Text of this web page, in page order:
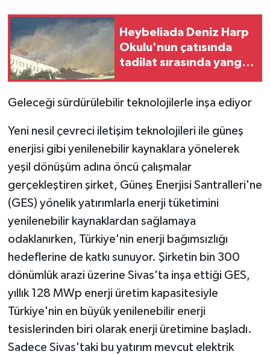
Heybeliada Deniz Harp
Okulu'nun çatısında
tadilat sırasında yangın
itfaiye ekibi sevk
müdahale devam
ediyor.
Geleceği sürdürülebilir teknolojilerle inşa ediyor
Yeni nesil çevreci iletişim teknolojileri ile güneş
enerjisi gibi yenilenebilir kaynaklara yönelerek
yeşil dönüşüm adına öncü çalışmalar
gerçekleştiren şirket, Güneş Enerjisi Santralleri'ne
(GES) yönelik yatırımlarla enerji tüketimini
yenilenebilir kaynaklardan sağlamaya
odaklanırken, Türkiye'nin enerji bağımsızlığı
hedeflerine de katkı sunuyor. Şirketin bin 300
dönümlük arazi üzerine Sivas'ta inşa ettiği GES,
yıllık 128 MWp enerji üretim kapasitesiyle
Türkiye'nin en büyük yenilenebilir enerji
tesislerinden biri olarak enerji üretimine başladı.
Sadece Sivas'taki bu yatırım mevcut elektrik